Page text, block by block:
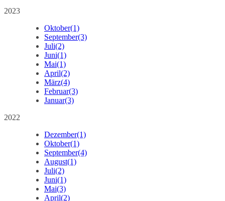
2023
Oktober(1)
September(3)
Juli(2)
Juni(1)
Mai(1)
April(2)
März(4)
Februar(3)
Januar(3)
2022
Dezember(1)
Oktober(1)
September(4)
August(1)
Juli(2)
Juni(1)
Mai(3)
April(2)